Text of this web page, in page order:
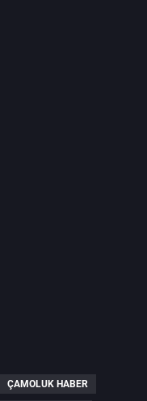
ÇAMOLUK HABER